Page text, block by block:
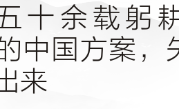
十余载躬
中国方案，
来